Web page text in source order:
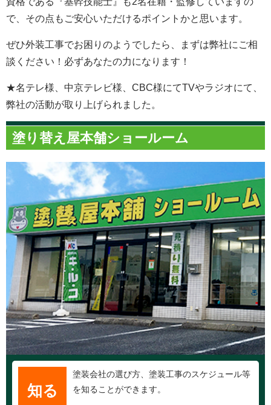
で、その点もご安心いただけるポイントかと思います。
ぜひ外装工事でお困りのようでしたら、まずは弊社にご相
談ください！必ずあなたの力になります！
★名テレ様、中京テレビ様、CBC様にてTVやラジオにて、
弊社の活動が取り上げられました。
塗り替え屋本舗ショールーム
知る
塗装会社の選び方、塗装工事のスケジュール等
を知ることができます。